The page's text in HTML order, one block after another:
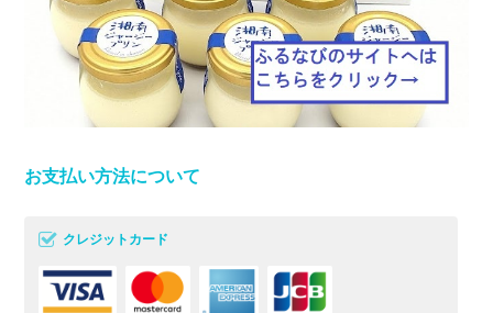
お支払い方法について
クレジットカード